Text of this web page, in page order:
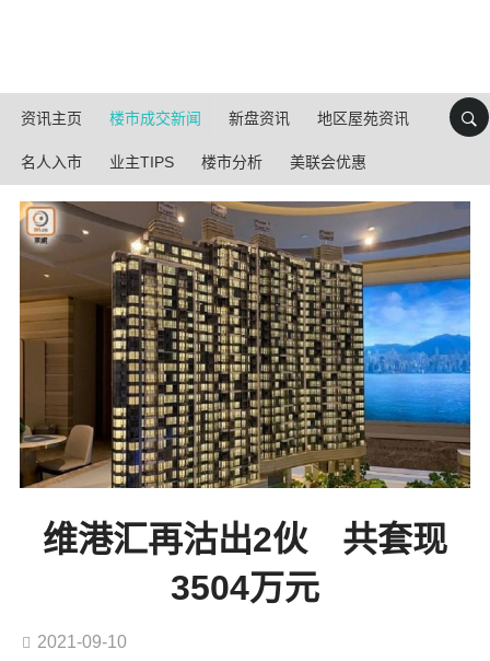
资讯主页 楼市成交新闻 新盘资讯 地区屋苑资讯
名人入市 业主TIPS 楼市分析 美联会优惠
维港汇再沽出2伙 共套现
3504万元
2021-09-10